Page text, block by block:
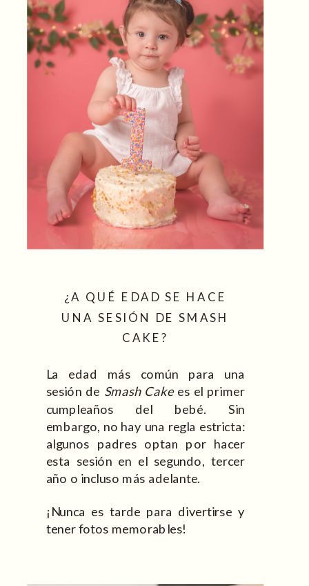
¿A QUÉ EDAD SE HACE
UNA SESIÓN DE SMASH
CAKE?
La edad más común para una
sesión de Smash Cakees el primer
cumpleaños del bebé. Sin
embargo, no hay una regla estricta:
algunos padres optan por hacer
esta sesión en el segundo, tercer
año o incluso más adelante.
¡Nunca es tarde para divertirse y
tener fotos memorables!